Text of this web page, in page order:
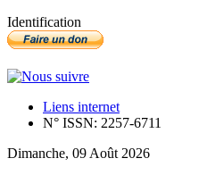
Identification
Liens internet
N° ISSN: 2257-6711
Dimanche, 09 Août 2026